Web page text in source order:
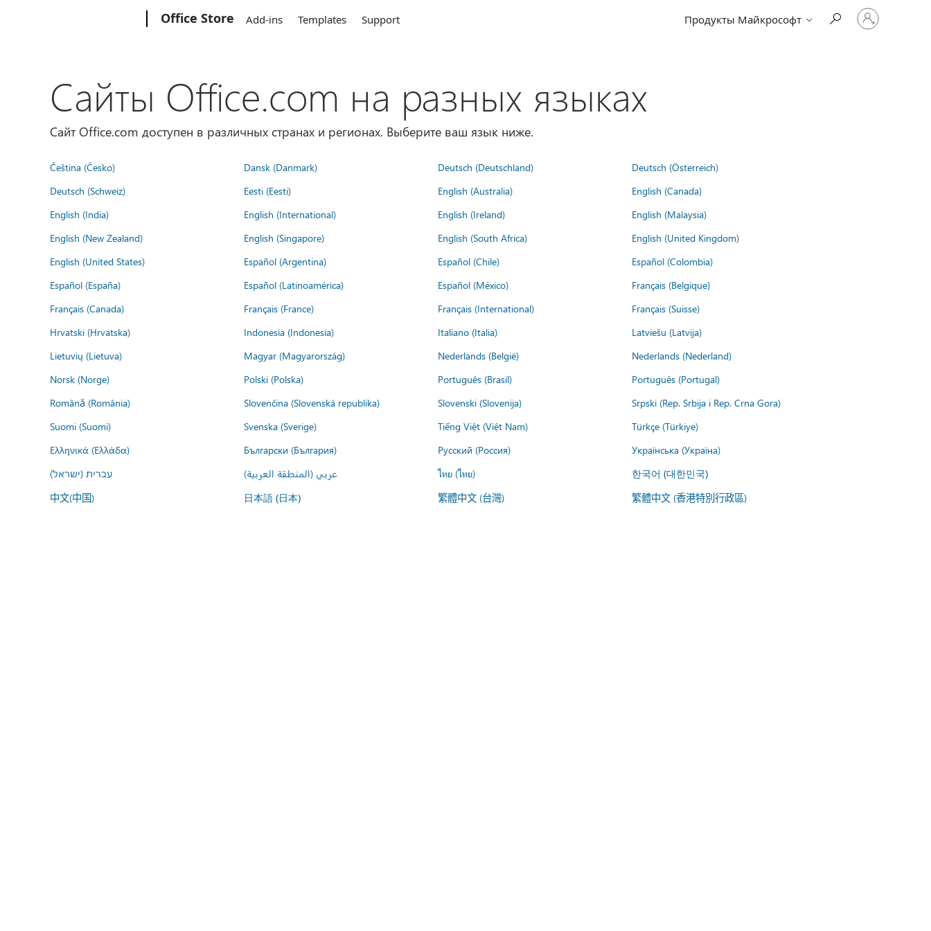
Office Store Add-ins Templates Support Продукты Майкрософт
Войдите
учетную
Сайты Office.com на разных языках
Сайт Office.com доступен в различных странах и регионах. Выберите ваш язык ниже.
Čeština (Česko) Dansk (Danmark) Deutsch (Deutschland)
Deutsch (Österreich)
Deutsch (Schweiz)
Eesti (Eesti) English (Australia)
English (Canada)
English (India)
English (International) English (Ireland)
English (Malaysia)
English (New Zealand)
English (Singapore) English (South Africa)
English (United Kingdom)
English (United States)
Español (Argentina) Español (Chile)
Español (Colombia)
Español (España)
Español (Latinoamérica) Español (México)
Français (Belgique)
Français (Canada)
Français (France) Français (International)
Français (Suisse)
Hrvatski (Hrvatska)
Indonesia (Indonesia) Italiano (Italia)
Latviešu (Latvija)
Lietuvių (Lietuva)
Magyar (Magyarország) Nederlands (België)
Nederlands (Nederland)
Norsk (Norge)
Polski (Polska) Português (Brasil)
Português (Portugal)
Română (România)
Slovenčina (Slovenská republika) Slovenski (Slovenija)
Srpski (Rep. Srbija i Rep. Crna Gora)
Suomi (Suomi)
Svenska (Sverige) Tiếng Việt (Việt Nam)
Türkçe (Türkiye)
Ελληνικά (Ελλάδα)
Български (България) Русский (Россия)
Українська (Україна)
עברית (ישראל)
عربي (المنطقة العربية) ไทย (ไทย) 한국어 (대한민국)
中文(中国) 日本語 (日本) 繁體中文 (台灣) 繁體中文 (香港特別行政區)